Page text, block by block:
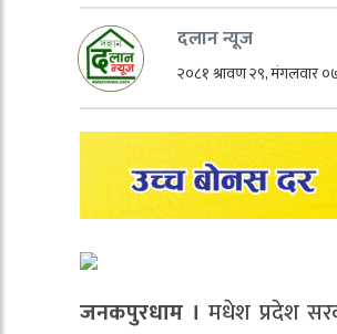
दलान न्यूज
२०८१ श्रावण २९, मंगलवार
जनकपुरधाम । मधेश प्रदेश